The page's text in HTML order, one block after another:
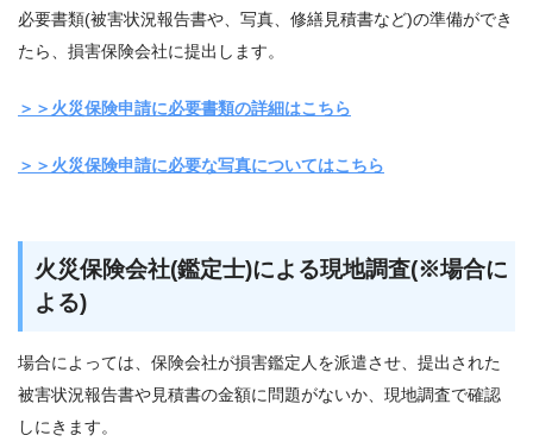
必要書類(被害状況報告書や、写真、修繕見積書など)の準備ができ
たら、損害保険会社に提出します。
＞＞火災保険申請に必要書類の詳細はこちら
＞＞火災保険申請に必要な写真についてはこちら
火災保険会社(鑑定士)による現地調査(※場合に
よる)
場合によっては、保険会社が損害鑑定人を派遣させ、提出された
被害状況報告書や見積書の金額に問題がないか、現地調査で確認
しにきます。